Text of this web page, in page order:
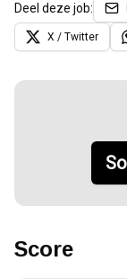
Deel deze job:
X / Twitter
Score